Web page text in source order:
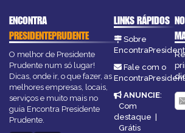
ENCONTRA
PRESIDENTEPRUDENTE
O melhor de Presidente
Prudente num só lugar!
Dicas, onde ir, o que fazer, as
melhores empresas, locais,
serviços e muito mais no
guia Encontra Presidente
Prudente.
LINKS RÁPIDOS
Sobre
Fale com o
ANUNCIE:
Com
destaque
Grátis